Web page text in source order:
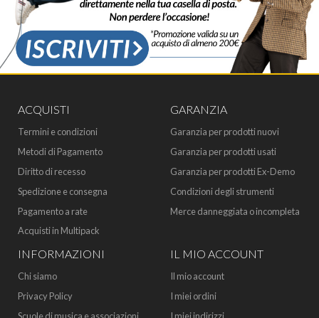
ACQUISTI
Termini e condizioni
Metodi di Pagamento
Diritto di recesso
Spedizione e consegna
Pagamento a rate
Acquisti in Multipack
GARANZIA
Garanzia per prodotti nuovi
Garanzia per prodotti usati
Garanzia per prodotti Ex-Demo
Condizioni degli strumenti
Merce danneggiata o incompleta
INFORMAZIONI
Chi siamo
Privacy Policy
IL MIO ACCOUNT
Il mio account
I miei ordini